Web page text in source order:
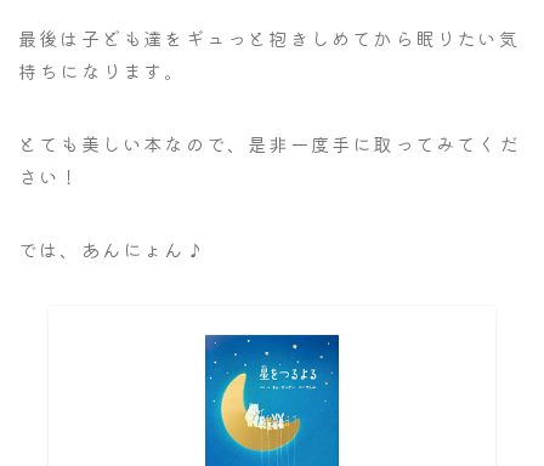
最後は子ども達をギュっと抱きしめてから眠りたい気
持ちになります。
とても美しい本なので、是非一度手に取ってみてくだ
さい！
では、あんにょん♪